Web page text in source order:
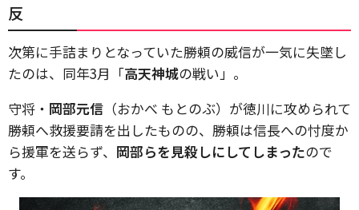
反
次第に手詰まりとなっていた勝頼の威信が一気に失墜し
たのは、同年3月「高天神城の戦い」。
守将・ 岡部元信 （おかべ もとのぶ）が徳川に攻められて
勝頼へ救援要請を出したものの、勝頼は信長への忖度か
ら援軍を送らず、 岡部らを見殺しにしてしまったので
す。